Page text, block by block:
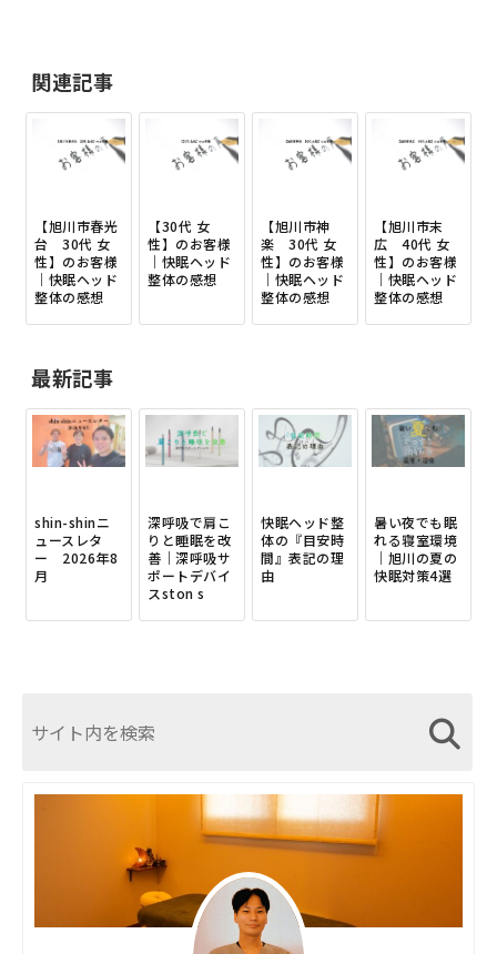
関連記事
【旭川市春光
台 30代 女
性】のお客様
｜快眠ヘッド
整体の感想
【30代 女
性】のお客様
｜快眠ヘッド
整体の感想
【旭川市神
楽 30代 女
性】のお客様
｜快眠ヘッド
整体の感想
【旭川市末
広 40代 女
性】のお客様
｜快眠ヘッド
整体の感想
最新記事
shin-shinニ
ュースレタ
ー 2026年8
月
深呼吸で肩こ
りと睡眠を改
善｜深呼吸サ
ポートデバイ
スston s
快眠ヘッド整
体の『目安時
間』表記の理
由
暑い夜でも眠
れる寝室環境
｜旭川の夏の
快眠対策4選